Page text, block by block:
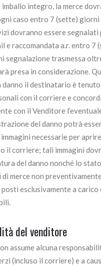
imballo integro, la merce
caso entro 7 (sette)
dovranno essere
e raccomandata a.r. entro 7
segnalazione trasmessa
presa in considerazione.
danno il destinatario è
con il corriere e
con il Venditore
del danno potrà
immagini necessarie per
il corriere; tali immagini
del danno nonché lo
di merce non
esclusivamente a carico
del venditore
assume alcuna
(incluso il corriere) e a